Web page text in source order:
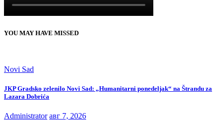
YOU MAY HAVE MISSED
Novi Sad
JKP Gradsko zelenilo Novi Sad: „Humanitarni ponedeljak“ na Štrandu za
Lazara Dobrića
Administrator авг 7, 2026